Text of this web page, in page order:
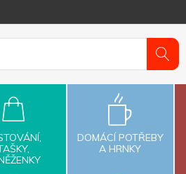
DOMÁCÍ POTŘEBY
A HRNKY